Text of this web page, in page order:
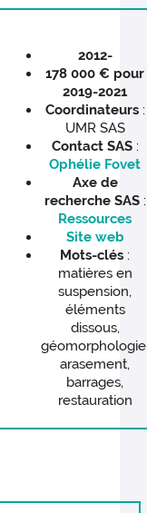
2012-
178 000 € pour
2019-2021
Coordinateurs :
UMR SAS
Contact SAS :
Ophélie Fovet
Axe de
rechercheSAS :
Ressources
Site web
Mots-clés :
matières en
suspension,
éléments
dissous,
arasement,
barrages,
restauration